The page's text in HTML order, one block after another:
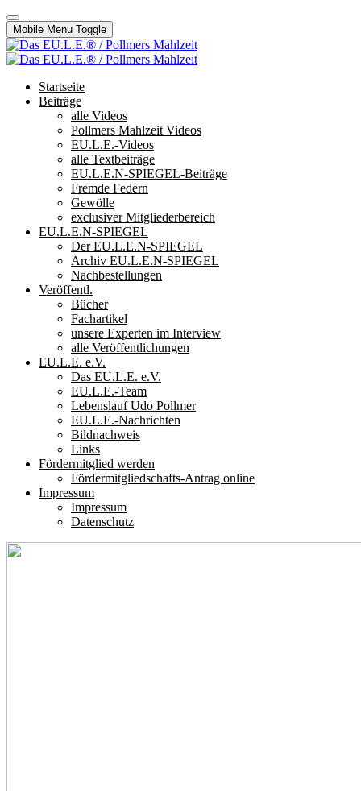
Mobile Menu Toggle
Startseite
Beiträge
alle Videos
Pollmers Mahlzeit Videos
EU.L.E.-Videos
alle Textbeiträge
EU.L.E.N-SPIEGEL-Beiträge
Fremde Federn
Gewölle
exclusiver Mitgliederbereich
EU.L.E.N-SPIEGEL
Der EU.L.E.N-SPIEGEL
Archiv EU.L.E.N-SPIEGEL
Nachbestellungen
Veröffentl.
Bücher
Fachartikel
unsere Experten im Interview
alle Veröffentlichungen
EU.L.E. e.V.
Das EU.L.E. e.V.
EU.L.E.-Team
Lebenslauf Udo Pollmer
EU.L.E.-Nachrichten
Bildnachweis
Links
Fördermitglied werden
Fördermitgliedschafts-Antrag online
Impressum
Impressum
Datenschutz